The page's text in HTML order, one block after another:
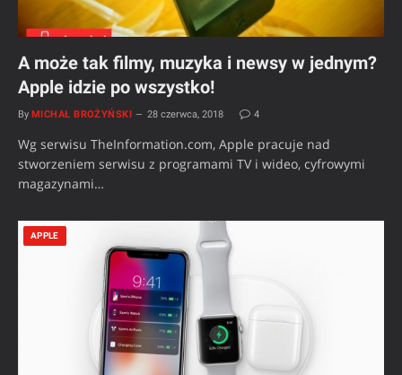
A może tak filmy, muzyka i newsy w jednym?
Apple idzie po wszystko!
By MICHAŁ BROŻYŃSKI 28 czerwca, 2018 4
Wg serwisu TheInformation.com, Apple pracuje nad
stworzeniem serwisu z programami TV i wideo, cyfrowymi
magazynami…
APPLE